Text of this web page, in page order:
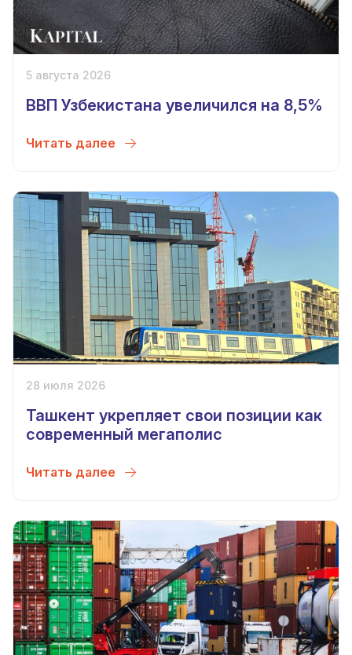
5 августа 2026
ВВП Узбекистана увеличился на 8,5%
Читать далее
28 июля 2026
Ташкент укрепляет свои позиции как
современный мегаполис
Читать далее